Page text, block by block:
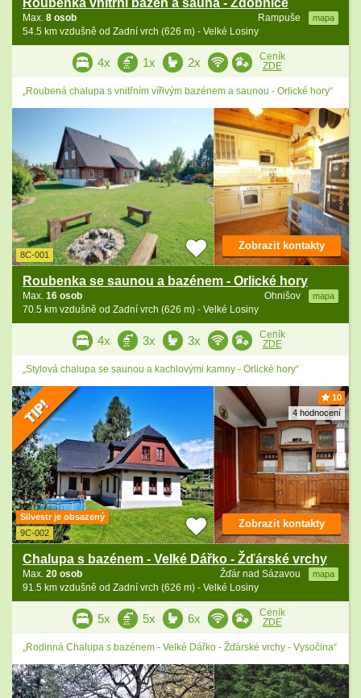
Roubenka vnitřní bazén a sauna - Zdobnice
Rampuše mapa
Max. 8 osob
54.5 km vzdušně od Zadní vrch (626 m) - Velké Losiny
4x 1x 2x
Ceník
ZDE
„Roubená chalupa s vnitřním vířivým bazénem a saunou - Orlické hory“
8C-001
Roubenka se saunou a bazénem - Orlické hory
Ohnišov mapa
Max. 16 osob
70.5 km vzdušně od Zadní vrch (626 m) - Velké Losiny
Zobrazit kontakty
4x 3x 3x
Ceník
ZDE
„Stylová chalupa se saunou a kachlovými kamny - Orlické hory“
10
4 hodnocení
Silvestr je obsazený
9C-002
Chalupa s bazénem - Velké Dářko - Žďárské vrchy
Žďár nad Sázavou mapa
Max. 20 osob
91.5 km vzdušně od Zadní vrch (626 m) - Velké Losiny
Zobrazit kontakty
5x 5x 6x
Ceník
ZDE
„Rodinná Chalupa s bazénem - Velké Dářko - Žďárské vrchy - Vysočina“